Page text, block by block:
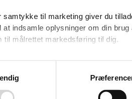
samtykke til marketing giver du
at indsamle oplysninger om din
til målrettet markedsføring til dig.​
på ”OK” giver du samtykke til alle
dit samtykke ved at følge linket til
til 4.200.000-